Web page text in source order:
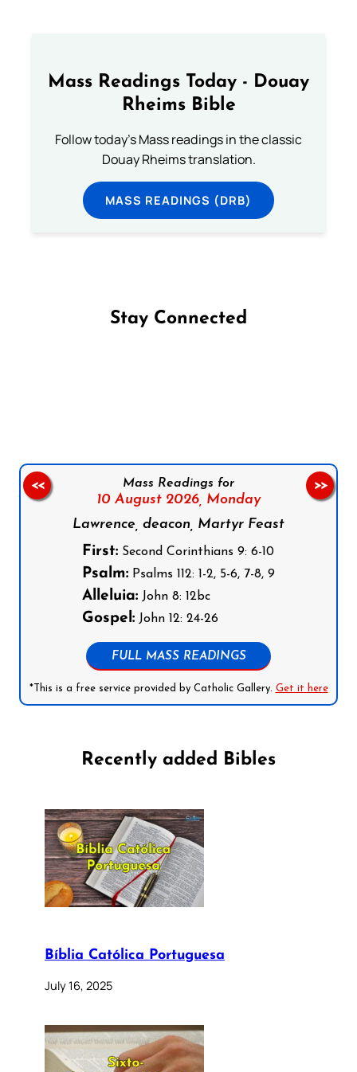
Mass Readings Today - Douay
Rheims Bible
Follow today's Mass readings in the classic
Douay Rheims translation.
MASS READINGS (DRB)
Stay Connected
Mass Readings for
10 August 2026, Monday
Lawrence, deacon, Martyr Feast
First: Second Corinthians 9: 6-10
Psalm: Psalms 112: 1-2, 5-6, 7-8, 9
Alleluia: John 8: 12bc
Gospel: John 12: 24-26
FULL MASS READINGS
*This is a free service provided by Catholic Gallery. Get it here
<< >>
Recently added Bibles
Bíblia Católica Portuguesa
July 16, 2025